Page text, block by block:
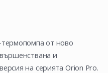
от ново
и
на серията Orion Pro.